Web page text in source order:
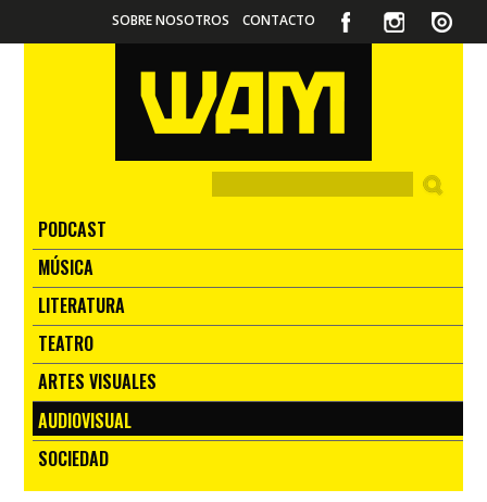
SOBRE NOSOTROS CONTACTO
PODCAST
MÚSICA
LITERATURA
TEATRO
ARTES VISUALES
AUDIOVISUAL
SOCIEDAD